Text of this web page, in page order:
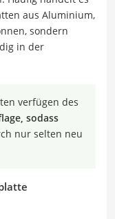
aus Aluminium,
sondern
in der
verfügen des
sodass
nur selten neu